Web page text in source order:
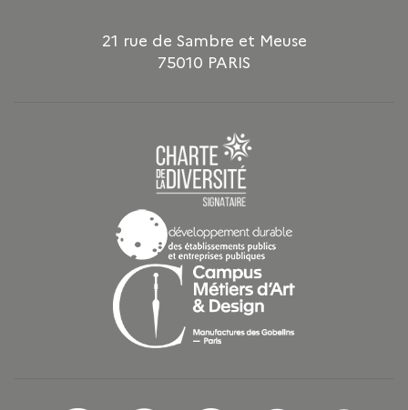
21 rue de Sambre et Meuse
75010 PARIS